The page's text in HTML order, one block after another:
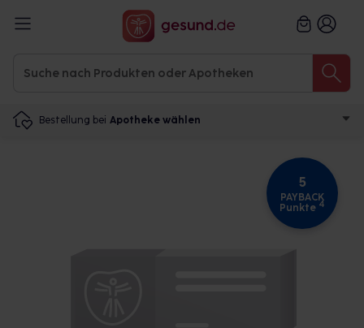
Bestellung bei Apotheke wählen
5
PAYBACK
Punkte 4